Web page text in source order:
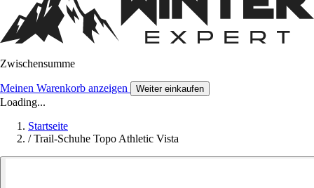
Zwischensumme
Meinen Warenkorb anzeigen Weiter einkaufen
Loading...
Startseite
/ Trail-Schuhe Topo Athletic Vista